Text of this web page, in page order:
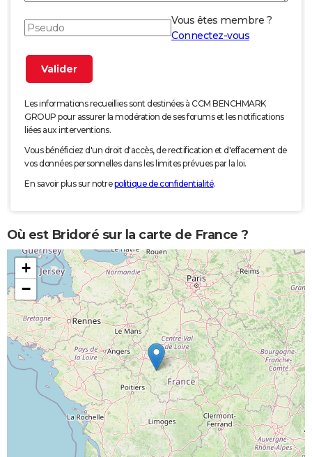
Vous êtes membre ?
Connectez-vous
Les informations recueillies sont destinées à CCM BENCHMARK
GROUP pour assurer la modération de ses forums et les notifications
liées aux interventions.
Vous bénéficiez d'un droit d'accès, de rectification et d'effacement de
vos données personnelles dans les limites prévues par la loi.
En savoir plus sur notrepolitique de confidentialité.
Où est Bridoré sur la carte de France ?
+
−